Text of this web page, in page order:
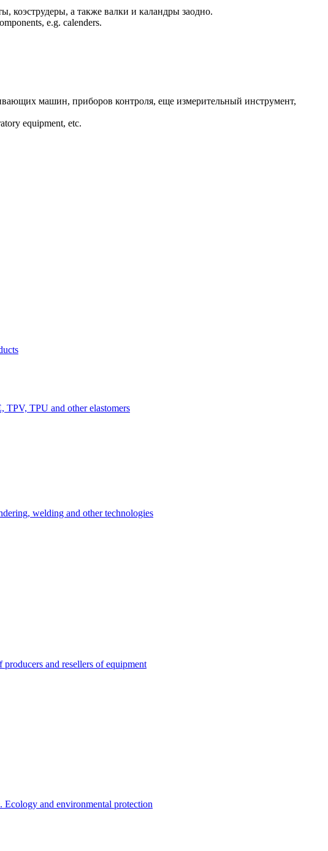
а также валки и каландры заодно.
e.g. calenders.
машин, приборов контроля, еще измерительный инструмент,
equipment, etc.
TPU and other elastomers
welding and other technologies
and resellers of equipment
and environmental protection